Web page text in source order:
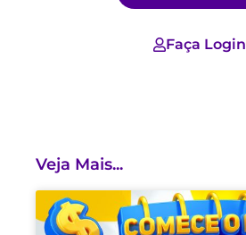
Faça Login
Veja Mais...